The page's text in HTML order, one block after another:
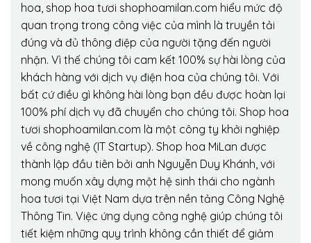
hoa, shop hoa tươi shophoamilan.com hiểu mức độ
quan trọng trong công việc của mình là truyền tải
đúng và đủ thông điệp của người tặng đến người
nhận. Vì thế chúng tôi cam kết 100% sự hài lòng của
khách hàng với dịch vụ điện hoa của chúng tôi. Với
bất cứ điều gì không hài lòng bạn đều được hoàn lại
100% phí dịch vụ đã chuyển cho chúng tôi. Shop hoa
tươi shophoamilan.com là một công ty khởi nghiệp
về công nghệ (IT Startup). Shop hoa MiLan được
thành lập đầu tiên bởi anh Nguyễn Duy Khánh, với
mong muốn xây dựng một hệ sinh thái cho ngành
hoa tươi tại Việt Nam dựa trên nền tảng Công Nghệ
Thông Tin. Việc ứng dụng công nghệ giúp chúng tôi
tiết kiệm những quy trình không cần thiết để giảm